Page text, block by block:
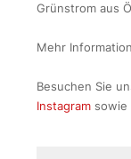
Grünstrom aus
Mehr
Besuchen Sie
Instagram sowie